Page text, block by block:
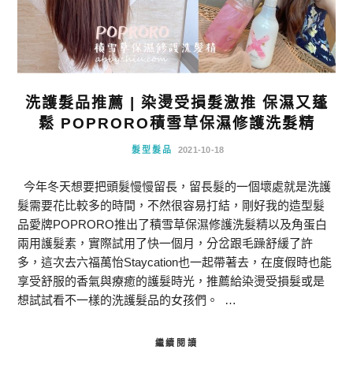
洗護髮品推薦 | 染燙受損髮激推 保濕又蓬
鬆 POPRORO積雪草保濕修護洗髮精
髮型髮品 2021-10-18
今年冬天想要把頭髮慢慢留長，留長髮的一個壞處就是洗護
髮需要花比較多的時間，不然很容易打結，剛好我的造型髮
品愛牌POPRORO推出了積雪草保濕修護洗髮精以及角蛋白
兩用護髮素，實際試用了快一個月，分岔跟毛躁舒緩了許
多，這次去六福萬怡Staycation也一起帶著去，在度假時也能
享受舒服的香氣與療癒的護髮時光，推薦給染燙受損髮或是
想試試看不一樣的洗護髮品的女孩們。 …
繼續閱讀